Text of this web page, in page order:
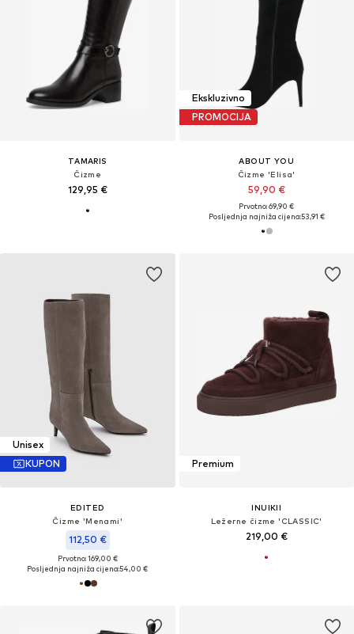
TAMARIS
Čizme
129,95 €
Ekskluzivno
PROMOCIJA
ABOUT YOU
Čizme 'Elisa'
59,90 €
Prvotno: 69,90 €
Posljednja najniža cijena:53,91 €
Unisex
KUPON
EDITED
Čizme 'Menami'
112,50 €
Prvotno: 169,00 €
Posljednja najniža cijena:54,00 €
Premium
INUIKII
Ležerne čizme 'CLASSIC'
219,00 €